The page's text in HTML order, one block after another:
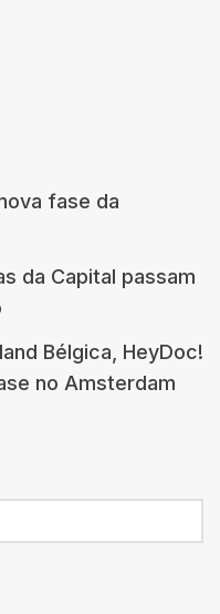
fase da
da Capital passam
Bélgica, HeyDoc!
no Amsterdam